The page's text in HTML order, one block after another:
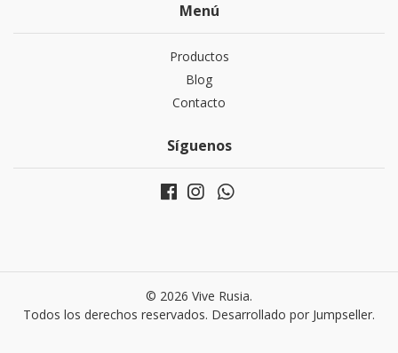
Menú
Productos
Blog
Contacto
Síguenos
© 2026 Vive Rusia.
Todos los derechos reservados. Desarrollado por Jumpseller.